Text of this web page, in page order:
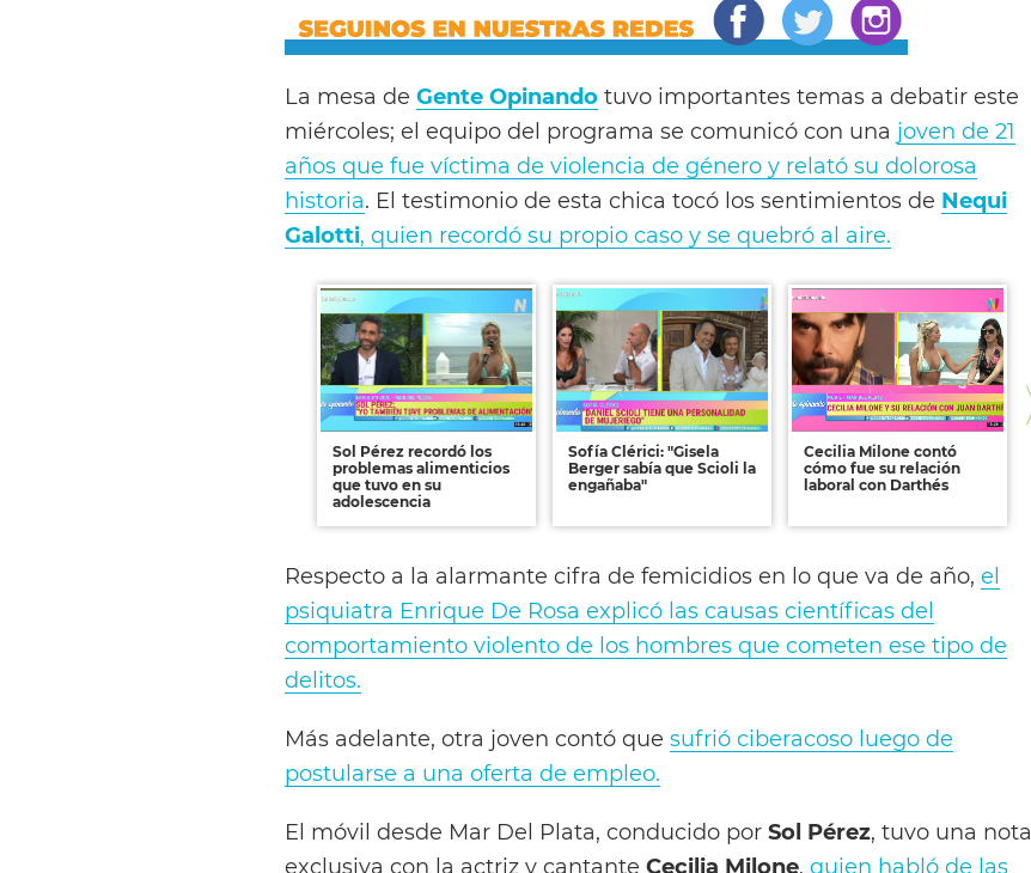
La mesa de Gente Opinando tuvo importantes temas a debatir este
miércoles; el equipo del programa se comunicó con una joven de 21
años que fue víctima de violencia de género y relató su dolorosa
historia. El testimonio de esta chica tocó los sentimientos de Nequi
Galotti, quien recordó su propio caso y se quebró al aire.
Sol Pérez recordó los
problemas alimenticios
que tuvo en su
adolescencia
Sofía Clérici: "Gisela
Berger sabía que Scioli la
engañaba"
Cecilia Milone contó
cómo fue su relación
laboral con Darthés
Respecto a la alarmante cifra de femicidios en lo que va de año, el
psiquiatra Enrique De Rosa explicó las causas científicas del
comportamiento violento de los hombres que cometen ese tipo de
delitos.
Más adelante, otra joven contó que sufrió ciberacoso luego de
postularse a una oferta de empleo.
El móvil desde Mar Del Plata, conducido por Sol Pérez, tuvo una nota
exclusiva con la actriz y cantante Cecilia Milone, quien habló de las